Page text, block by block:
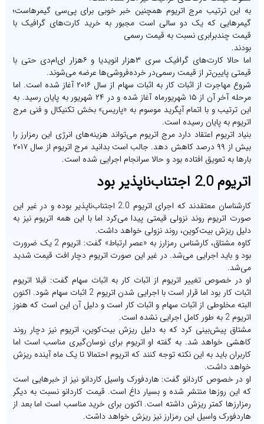
به این ترتیب مرج اتریوم همچنین خبر خوبی برای پی‌سی گیمرهاست؛
گیمرهایی که یک دو سالی است مجبور به خرید کارت‌های گرافیک با
قیمت چندبرابری نسبت به قیمت رسمی‌
بودند.
اما حالا کارت‌های گرافیک سری ۳هزار انویدیا و ۶هزار ای‌ام‌دی حتی با
قیمتی پایین‌تر از قیمت رسمی‌در خرده‌فروشی‌ها عرضه می‌شوند.
شروع مهاجرت از اثبات کار به اثبات سهام از سال ۲۰۱۶ آغاز شده است. اما
مرحله آخر آن از ۱۵ شهریورماه آغاز شده و در ۲۴ شهریور به پایان رسید. به
این ترتیب و با اتمام آپگرید موسوم به «پاریس» بخش تکنیکال و فنی مرج
اتریوم به پایان رسیده است.
بنیاد اتریوم اعتقاد دارد مرج اتریوم می‌تواند هزینه‌های انرژی این رمزارز را
بیش از ۹۹ درصد کاهش دهد. جالب است بدانید مرج اتریوم از سال ۲۰۱۷
بارها به تعویق افتاده بود و حالا سرانجام اجرایی شده است.
اتریوم 2.0 اجتناب‌ناپذیر بود
کارشناسان معتقدند که اجرای اتریوم 2.0 اجتناب‌ناپذیر بوده و در غیر این
صورت اتریوم روند نزولی قیمتی پیدا می‌کرد اما با این همه اتریوم نیز به
دلیل ریزش بیت‌کوین، روند نزولی خواهد داشت.
کاوه مشتاق، کارشناس رمزارز به «عصر ارتباط» گفت: اتریوم 2 یک ضرورت
بود و باید اجرایی می‌شد. در غیر این صورت اتریوم دچار افت قیمت شدید
می‌شد.
او در خصوص تغییر اتریوم از اثبات کار به اثبات سهام گفت: قبلا اتریوم
اثبات کار بود اما قرار است با اجرایی شدن اتریوم 2 اثبات سهام شود. اکنون
البته مخلوطی از اثبات سهام و اثبات کار است و دلیل آن این است که هنوز
اتریوم 2 به طور کامل اجرایی نشده است.
مشتاق پیش‌بینی کرد که به دلیل ریزش بیت‌کوین، اتریوم نیز دچار روند
کاهشی خواهد شد. به گفته او اتریوم برای نوسان‌گیری مناسب است اما
کاربران باید به این نکته توجه کنند که اتریوم احتمالا تا یک ماه آینده ریزش
خواهد داشت.
او در خصوص کاردانو گفت: هاردفورک واسیل کاردانو نیز از خبرهایی است
که این روزها منتشر شده و بسیار داغ است. قیمت کاردانو نسبت به دیگر
رمزارزها کمتر ریزش داشته است. اکنون برای خرید مناسب است اما بعد از
هاردفورک واسیل این رمزارز نیز ریزش خواهد داشت.